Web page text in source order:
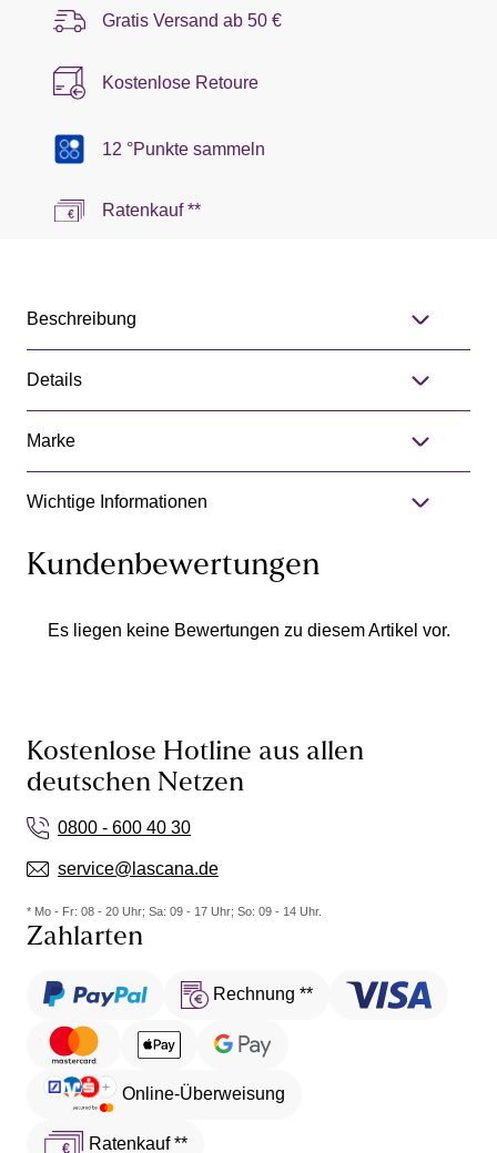
Gratis Versand ab 50 €
Kostenlose Retoure
12 °Punkte sammeln
Ratenkauf **
Beschreibung
Details
Marke
Wichtige Informationen
Kundenbewertungen
Es liegen keine Bewertungen zu diesem Artikel vor.
Kostenlose Hotline aus allen
deutschen Netzen
0800 - 600 40 30
service@lascana.de
* Mo - Fr: 08 - 20 Uhr; Sa: 09 - 17 Uhr; So: 09 - 14 Uhr.
Zahlarten
Rechnung **
Online-Überweisung
Ratenkauf **